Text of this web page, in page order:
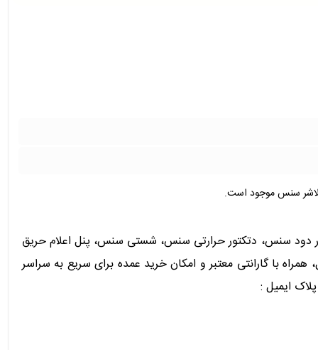
سنس موجود است.
دود سنس، دتکتور حرارتی سنس، شستی سنس، پنل اعلام حریق
با گارانتی معتبر و امکان خرید عمده برای سریع به سراسر
ایمیل :